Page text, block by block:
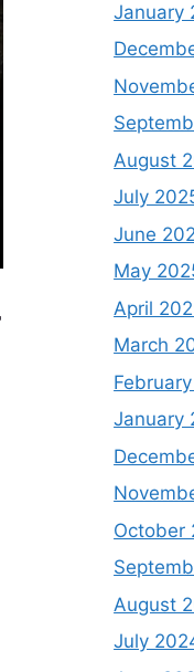
January
August
July
June
May
April
March
January
October
August
July